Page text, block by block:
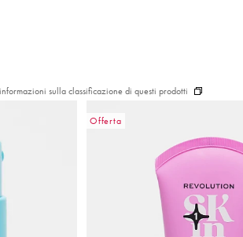
sulla classificazione di questi prodotti
Offerta